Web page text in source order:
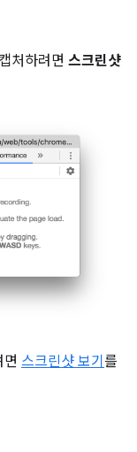
처하려면 스크린샷
스크린샷 보기 를